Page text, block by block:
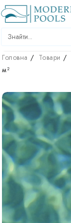
Головна Товари
м²